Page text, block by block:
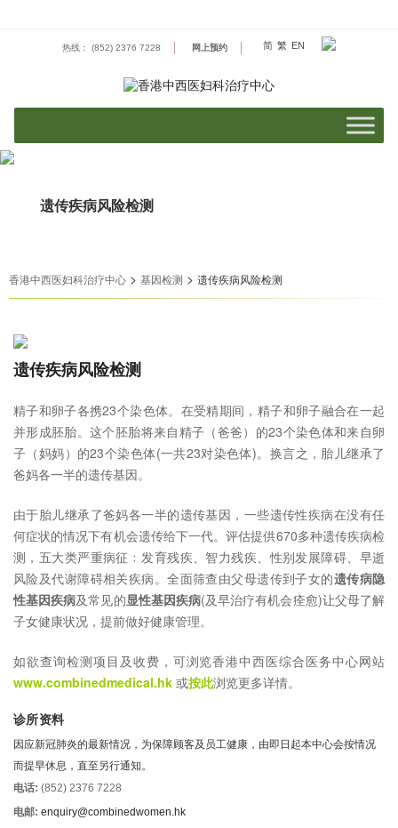
热线： (852) 2376 7228 网上预约 简 繁 EN
遗传疾病风险检测
香港中西医妇科治疗中心 > 基因检测 > 遗传疾病风险检测
遗传疾病风险检测
精子和卵子各携23个染色体。在受精期间，精子和卵子融合在一起
并形成胚胎。这个胚胎将来自精子（爸爸）的23个染色体和来自卵
子（妈妈）的23个染色体(一共23对染色体)。换言之，胎儿继承了
爸妈各一半的遗传基因。
由于胎儿继承了爸妈各一半的遗传基因，一些遗传性疾病在没有任
何症状的情况下有机会遗传给下一代。评估提供670多种遗传疾病检
测，五大类严重病征﹕发育残疾、智力残疾、性别发展障碍、早逝
风险及代谢障碍相关疾病。全面筛查由父母遗传到子女的遗传病隐
性基因疾病及常见的显性基因疾病(及早治疗有机会痊愈)让父母了解
子女健康状况，提前做好健康管理。
如欲查询检测项目及收费，可浏览香港中西医综合医务中心网站
www.combinedmedical.hk 或按此浏览更多详情。
诊所资料
因应新冠肺炎的最新情况，为保障顾客及员工健康，由即日起本中心会按情况
而提早休息，直至另行通知。
电话: (852) 2376 7228
电邮: enquiry@combinedwomen.hk